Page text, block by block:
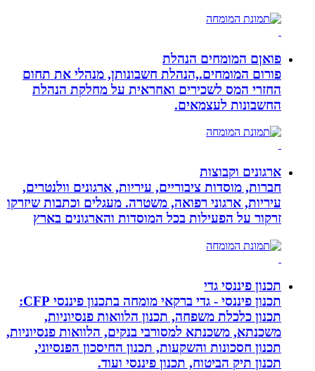
פואןם המומחים הנהלת
פורום המומחים.,הנהלת חשבונותן, מנהלי את תחום
החזרי המס לשכירים ואחראית על מחלקת הנהלת
החשבונות לעצמאים.
ארגונים וקבוצות
חברות, מוסדות ציבוריים, עיריות, ארגונים וולנטרים,
עיריות, ארגוני רפואה, משטרה. מעגלים וכתבות שיזרקו
זרקור על הפעילות בכל המוסדות והארגונים בארץ
תכנון פיננסי גדי
תכנון פיננסי - גדי ברקאי מומחה בתכנון פיננסי CFP:
תכנון כלכלת משפחה, תכנון הלוואות פנסיוניות,
משכנתא, משכנתא למסורבי בנקים, הלוואות פנסיוניות,
תכנון חסכונות והשקעות, תכנון החיסכון הפנסיוני,
תכנון תיק הביטוח, תכנון פיננסי ועוד.